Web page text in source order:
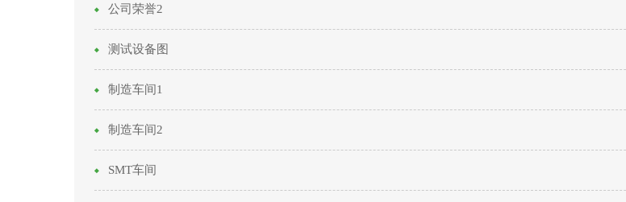
公司荣誉2
测试设备图
制造车间1
制造车间2
SMT车间